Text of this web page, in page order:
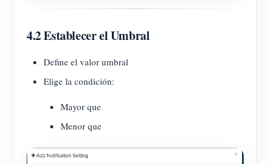
4.2 Establecer el Umbral
Define el valor umbral
Elige la condición:
Mayor que
Menor que